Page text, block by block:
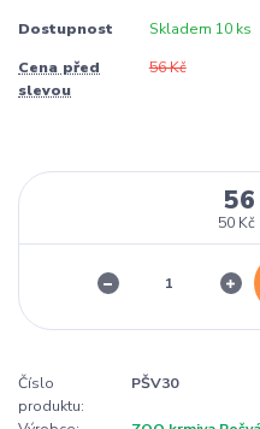
Dostupnost Skladem 10 ks
Cena před
slevou
56 Kč
50 Kč
Číslo
produktu:
PŠV30